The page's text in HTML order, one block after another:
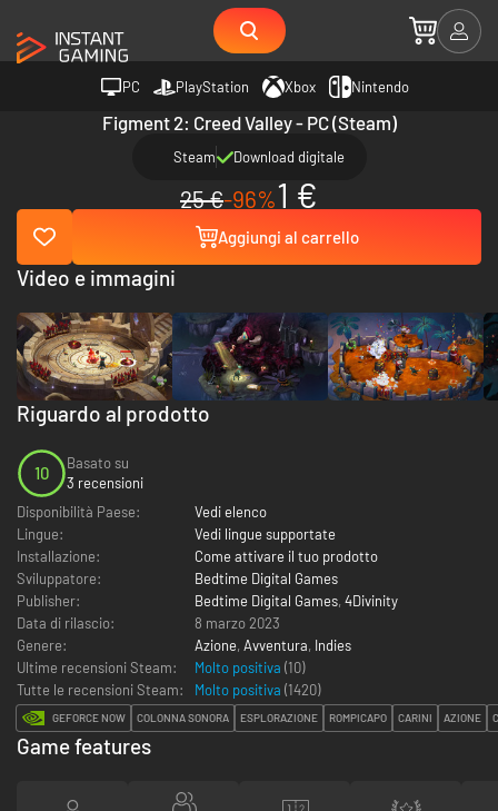
PC PlayStation Xbox Nintendo
Figment 2: Creed Valley - PC (Steam)
Steam Download digitale
25 €-96%1 €
Aggiungi al carrello
Riguardo al prodotto
10
Basato su
3 recensioni
Disponibilità Paese:
Vedi elenco
Lingue:
Vedi lingue supportate
Installazione:
Come attivare il tuo prodotto
Sviluppatore:
Bedtime Digital Games
Publisher:
Bedtime Digital Games, 4Divinity
Data di rilascio:
8 marzo 2023
Genere:
Azione, Avventura, Indies
Ultime recensioni Steam:
Molto positiva (10)
Tutte le recensioni Steam:
Molto positiva (1420)
GEFORCE NOW COLONNA SONORA ESPLORAZIONE ROMPICAPO CARINI AZIONE
Video e immagini
Game features